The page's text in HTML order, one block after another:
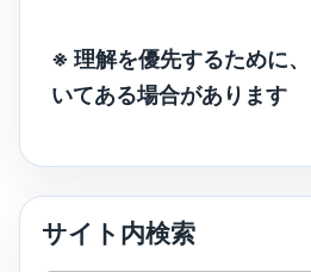
※ 理解を優先するために
いてある場合があります
サイト内検索